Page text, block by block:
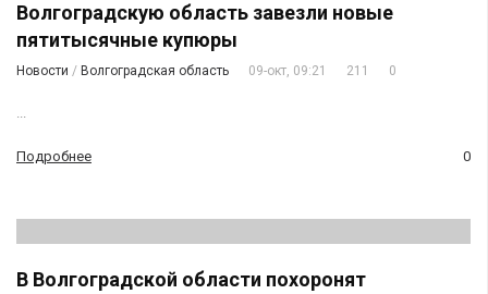
Волгоградскую область завезли новые
пятитысячные купюры
Новости / Волгоградская область 09-окт, 09:21 211 0
...
Подробнее 0
В Волгоградской области похоронят